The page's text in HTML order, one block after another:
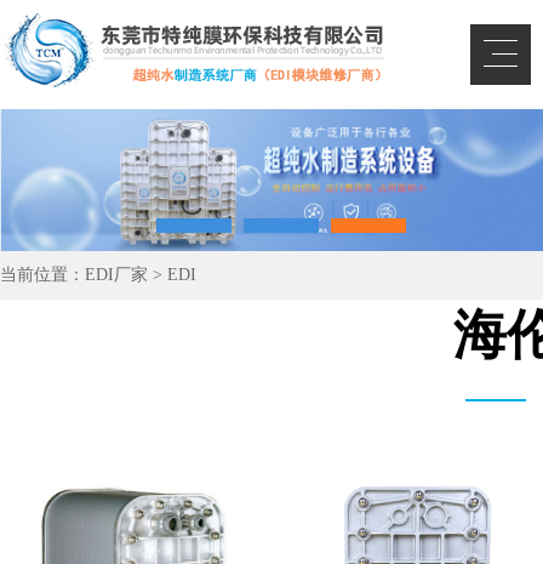
当前位置： EDI厂家 > EDI
海